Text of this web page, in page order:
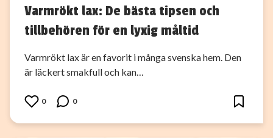
Varmrökt lax: De bästa tipsen och
tillbehören för en lyxig måltid
Varmrökt lax är en favorit i många svenska hem. Den
är läckert smakfull och kan…
0 0